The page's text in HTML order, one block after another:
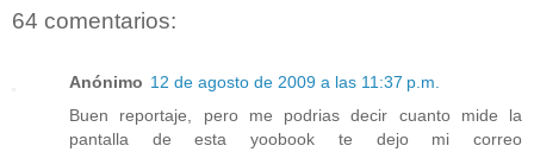
64 comentarios:
Anónimo 12 de agosto de 2009 a las 11:37 p.m.
Buen reportaje, pero me podrias decir cuanto mide la
pantalla de esta yoobook te dejo mi correo